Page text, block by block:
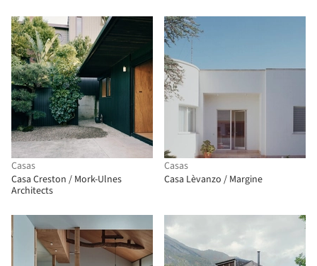
Casas
Casa Creston / Mork-Ulnes
Architects
Casas
Casa Lèvanzo / Margine